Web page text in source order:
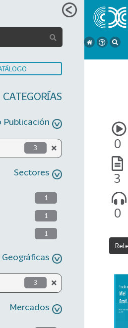
CATEGORÍAS
Publicación
3
Sectores
1
1
1
3
Mercados
0
3
0